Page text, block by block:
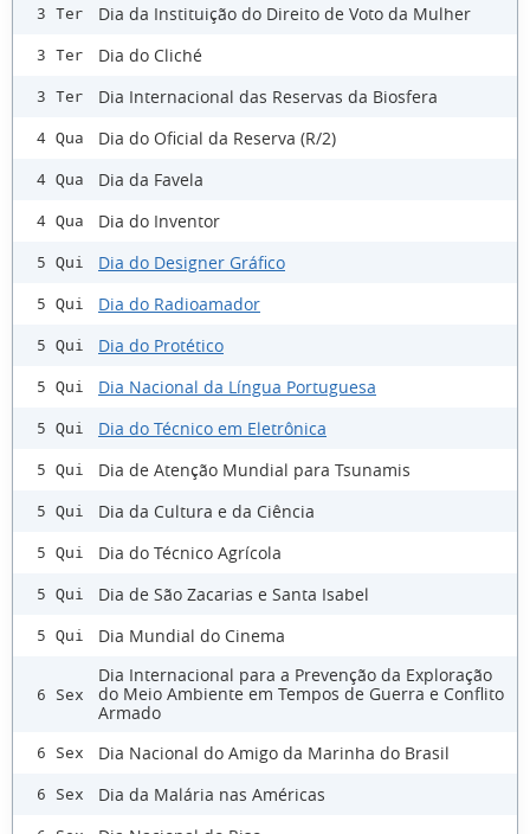
3 Ter Dia da Instituição do Direito de Voto da Mulher
3 Ter Dia do Cliché
3 Ter Dia Internacional das Reservas da Biosfera
4 Qua Dia do Oficial da Reserva (R/2)
4 Qua Dia da Favela
4 Qua Dia do Inventor
5 Qui Dia do Designer Gráfico
5 Qui Dia do Radioamador
5 Qui Dia do Protético
5 Qui Dia Nacional da Língua Portuguesa
5 Qui Dia do Técnico em Eletrônica
5 Qui Dia de Atenção Mundial para Tsunamis
5 Qui Dia da Cultura e da Ciência
5 Qui Dia do Técnico Agrícola
5 Qui Dia de São Zacarias e Santa Isabel
5 Qui Dia Mundial do Cinema
6 Sex
Dia Internacional para a Prevenção da Exploração
do Meio Ambiente em Tempos de Guerra e Conflito
Armado
6 Sex Dia Nacional do Amigo da Marinha do Brasil
6 Sex Dia da Malária nas Américas